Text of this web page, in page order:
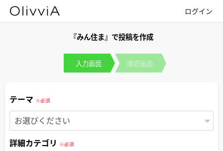
『みん住ま』で投稿を作成
入力画面 確認画面
テーマ ※必須
お選びください
詳細カテゴリ ※必須